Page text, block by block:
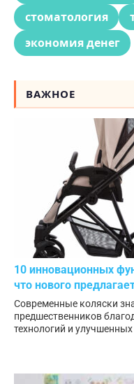
стоматология
экономия денег
ВАЖНОЕ
10 инновационных
что нового
Современные коляски
предшественников
технологий и